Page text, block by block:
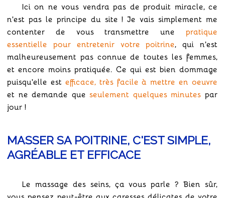
Ici on ne vous vendra pas de produit miracle, ce
n'est pas le principe du site ! Je vais simplement me
contenter de vous transmettre une pratique
essentielle pour entretenir votre poitrine, qui n'est
malheureusement pas connue de toutes les femmes,
et encore moins pratiquée. Ce qui est bien dommage
puisqu'elle est efficace, très facile à mettre en oeuvre
et ne demande queseulement quelques minutes par
jour !
MASSER SA POITRINE, C'EST SIMPLE,
AGRÉABLE ET EFFICACE
Le massage des seins, ça vous parle ? Bien sûr,